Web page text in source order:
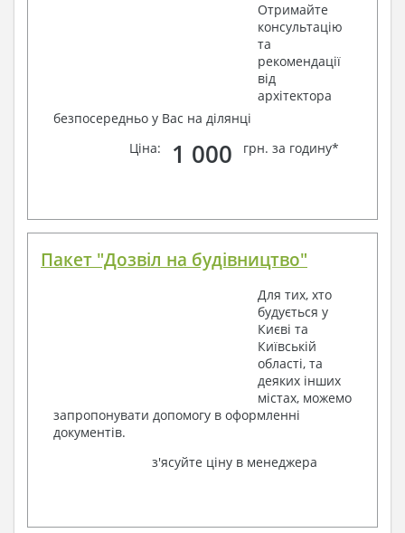
Отримайте
консультацію
та
рекомендації
від
архітектора
безпосередньо у Вас на ділянці
Ціна:
1 000 грн. за годину*
Пакет "Дозвіл на будівництво"
Для тих, хто
будується у
Києві та
Київській
області, та
деяких інших
містах, можемо
запропонувати допомогу в оформленні
документів.
з'ясуйте ціну в менеджера